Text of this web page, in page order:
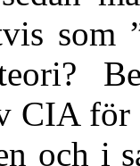
som
CIA
och i